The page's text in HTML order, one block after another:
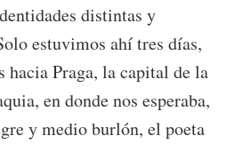
distintas y
estuvimos ahí tres días,
hacia Praga, la capital de la
en donde nos esperaba,
y medio burlón, el poeta